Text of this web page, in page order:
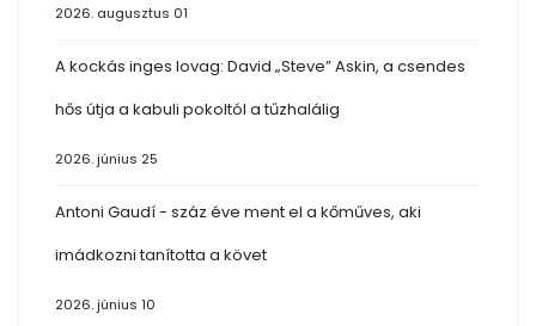
2026. augusztus 01
A kockás inges lovag: David „Steve” Askin, a csendes
hős útja a kabuli pokoltól a tűzhalálig
2026. június 25
Antoni Gaudí - száz éve ment el a kőműves, aki
imádkozni tanította a követ
2026. június 10